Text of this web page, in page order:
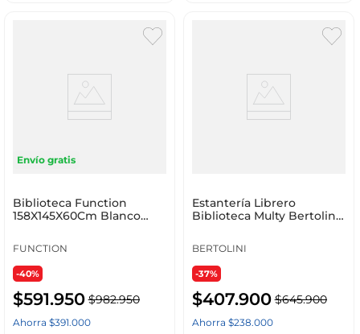
Envío gratis
Biblioteca Function
158X145X60Cm Blanco
FUNCTION
-40%
$591.950 $982.950
Ahorra $391.000
Estantería Librero
Biblioteca Multy Bertolini
BERTOLINI
-37%
$407.900 $645.900
Ahorra $238.000